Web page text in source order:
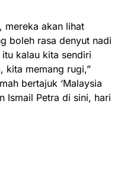
mereka akan lihat
boleh rasa denyut nadi
kalau kita sendiri
kita memang rugi,”
bertajuk ‘Malaysia
Ismail Petra di sini, hari